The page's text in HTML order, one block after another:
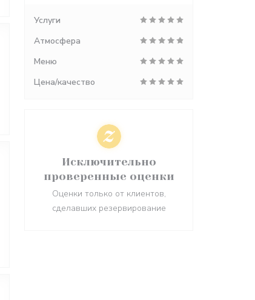
Услуги
Атмосфера
Меню
Цена/качество
Исключительно
проверенные оценки
Оценки только от клиентов,
сделавших резервирование